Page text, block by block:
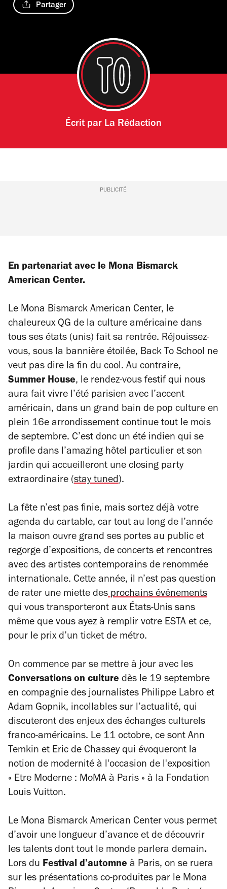
Partager
Écrit par La Rédaction
PUBLICITÉ
En partenariat avec le Mona Bismarck
American Center.
Le Mona Bismarck American Center, le
chaleureux QG de la culture américaine dans
tous ses états (unis) fait sa rentrée. Réjouissez-
vous, sous la bannière étoilée, Back To School ne
veut pas dire la fin du cool. Au contraire,
Summer House, le rendez-vous festif qui nous
aura fait vivre l’été parisien avec l’accent
américain, dans un grand bain de pop culture en
plein 16e arrondissement continue tout le mois
de septembre. C’est donc un été indien qui se
profile dans l’amazing hôtel particulier et son
jardin qui accueilleront une closing party
extraordinaire (stay tuned).
La fête n’est pas finie, mais sortez déjà votre
agenda du cartable, car tout au long de l’année
la maison ouvre grand ses portes au public et
regorge d’expositions, de concerts et rencontres
avec des artistes contemporains de renommée
internationale. Cette année, il n’est pas question
de rater une miette desprochains événements
qui vous transporteront aux États-Unis sans
même que vous ayez à remplir votre ESTA et ce,
pour le prix d’un ticket de métro.
On commence par se mettre à jour avec les
Conversations on culture dès le 19 septembre
en compagnie des journalistes Philippe Labro et
Adam Gopnik, incollables sur l’actualité, qui
discuteront des enjeux des échanges culturels
franco-américains. Le 11 octobre, ce sont Ann
Temkin et Eric de Chassey qui évoqueront la
notion de modernité à l'occasion de l'exposition
« Etre Moderne : MoMA à Paris » à la Fondation
Louis Vuitton.
Le Mona Bismarck American Center vous permet
d’avoir une longueur d’avance et de découvrir
les talents dont tout le monde parlera demain.
Lors du Festival d’automne à Paris, on se ruera
sur les présentations co-produites par le Mona